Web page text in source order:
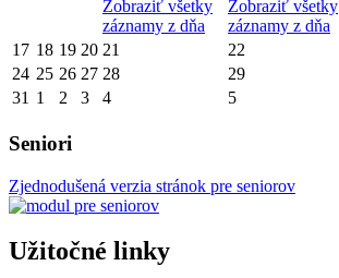
Zobraziť všetky
záznamy z dňa
Zobraziť všetky
záznamy z dňa
17 18 19 20 21 22
24 25 26 27 28 29
31 1 2 3 4 5
Seniori
Zjednodušená verzia stránok pre seniorov
Užitočné linky